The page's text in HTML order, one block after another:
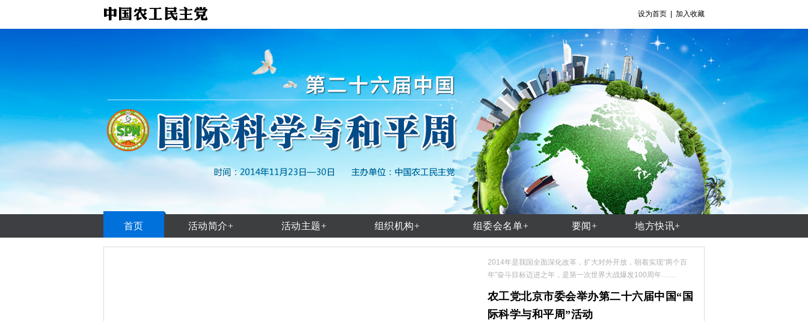
设为首页 加入收藏
首页 活动简介+ 活动主题+ 组织机构+ 组委会名单+ 要闻+ 地方快讯+
2014年是我国全面深化改革，扩大对外开放，朝着实现“两个百
年”奋斗目标迈进之年，是第一次世界大战爆发100周年……
农工党北京市委会举办第二十六届中国“国
际科学与和平周”活动